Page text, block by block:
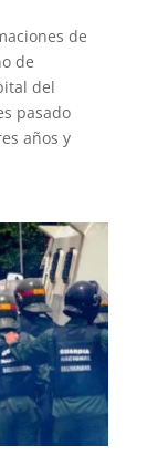
de
de
del
pasado
años y